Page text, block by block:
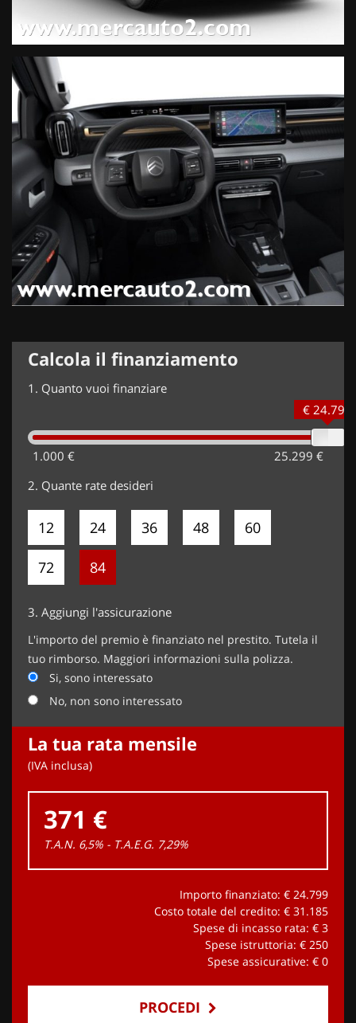
Calcola il finanziamento
1. Quanto vuoi finanziare
1.000 € 25.299 €
€ 24.799
2. Quante rate desideri
12 24 36 48 60
72 84
3. Aggiungi l'assicurazione
L'importo del premio è finanziato nel prestito. Tutela il
tuo rimborso. Maggiori informazioni sulla polizza.
Si, sono interessato
No, non sono interessato
La tua rata mensile
(IVA inclusa)
371 €
T.A.N. 6,5% - T.A.E.G. 7,29%
Importo finanziato: € 24.799
Costo totale del credito: € 31.185
Spese di incasso rata: € 3
Spese istruttoria: € 250
Spese assicurative: € 0
PROCEDI